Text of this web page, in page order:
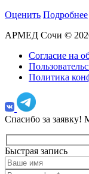
Оценить Подробнее
АРМЕД Сочи ©
Согласие на
Политика
Спасибо за заявку!
Быстрая запись